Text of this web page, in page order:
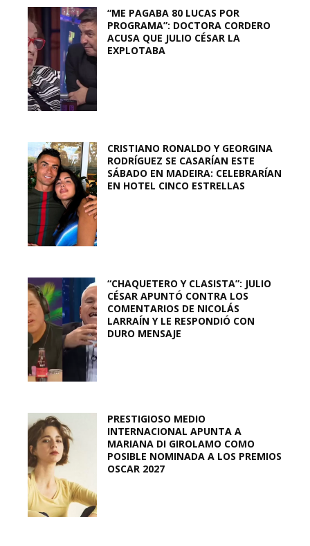
“ME PAGABA 80 LUCAS POR
PROGRAMA”: DOCTORA CORDERO
ACUSA QUE JULIO CÉSAR LA
EXPLOTABA
CRISTIANO RONALDO Y GEORGINA
RODRÍGUEZ SE CASARÍAN ESTE
SÁBADO EN MADEIRA: CELEBRARÍAN
EN HOTEL CINCO ESTRELLAS
“CHAQUETERO Y CLASISTA”: JULIO
CÉSAR APUNTÓ CONTRA LOS
COMENTARIOS DE NICOLÁS
LARRAÍN Y LE RESPONDIÓ CON
DURO MENSAJE
PRESTIGIOSO MEDIO
INTERNACIONAL APUNTA A
MARIANA DI GIROLAMO COMO
POSIBLE NOMINADA A LOS PREMIOS
OSCAR 2027